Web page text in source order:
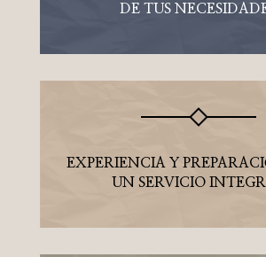
DE TUS
EXPERIENCIA Y
UN SERVICIO